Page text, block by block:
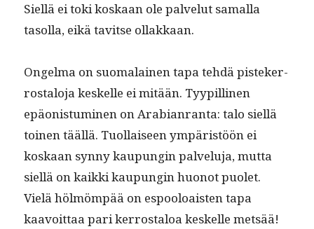
Siel­lä ei toki koskaan ole palve­lut samal­la
tasol­la, eikä tavitse ollakkaan.
Ongel­ma on suo­ma­lainen tapa tehdä pis­tek­er­
rostalo­ja keskelle ei mitään. Tyyp­illi­nen
epäon­is­tu­mi­nen on Ara­bi­an­ran­ta: talo siel­lä
toinen tääl­lä. Tuol­laiseen ympäristöön ei
koskaan syn­ny kaupun­gin palvelu­ja, mut­ta
siel­lä on kaik­ki kaupun­gin huonot puo­let.
Vielä hölmöm­pää on espooloais­ten tapa
kaavoit­taa pari ker­rostaloa keskelle met­sää!